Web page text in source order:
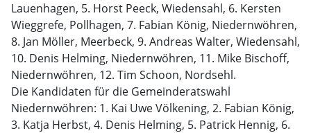
Lauenhagen, 5. Horst Peeck, Wiedensahl, 6. Kersten
Wieggrefe, Pollhagen, 7. Fabian König, Niedernwöhren,
8. Jan Möller, Meerbeck, 9. Andreas Walter, Wiedensahl,
10. Denis Helming, Niedernwöhren, 11. Mike Bischoff,
Niedernwöhren, 12. Tim Schoon, Nordsehl.
Die Kandidaten für die Gemeinderatswahl
Niedernwöhren: 1. Kai Uwe Völkening, 2. Fabian König,
3. Katja Herbst, 4. Denis Helming, 5. Patrick Hennig, 6.